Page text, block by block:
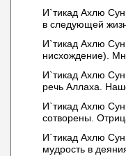
И`тикад Ахлю
в следующей
Усмана ибн
дела и познание
И`тикад Ахлю
нисхождение).
описывается
И`тикад Ахлю
речь Аллаха.
И`тикад Ахлю
сотворены.
И`тикад Ахлю
мудрость в